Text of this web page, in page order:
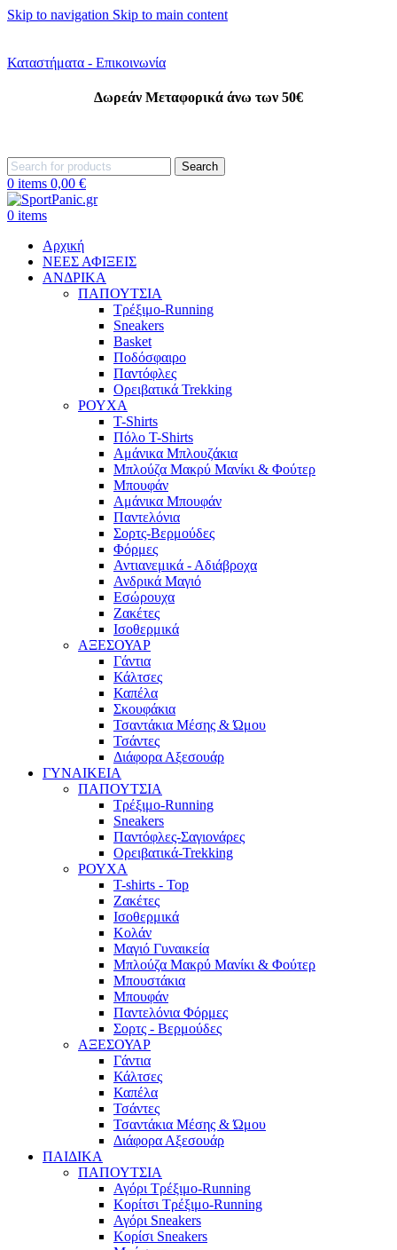
Skip to navigation Skip to main content
Καταστήματα - Επικοινωνία
Δωρεάν Μεταφορικά άνω των 50€
Search
0 items 0,00 €
0 items
Αρχική
ΝΕΕΣ ΑΦΙΞΕΙΣ
AΝΔΡΙΚΑ
ΠΑΠΟΥΤΣΙΑ
Τρέξιμο-Running
Sneakers
Basket
Ποδόσφαιρο
Παντόφλες
Ορειβατικά Trekking
ΡΟΥΧΑ
T-Shirts
Πόλο T-Shirts
Αμάνικα Μπλουζάκια
Μπλούζα Μακρύ Μανίκι & Φούτερ
Μπουφάν
Αμάνικα Μπουφάν
Παντελόνια
Σορτς-Βερμούδες
Φόρμες
Αντιανεμικά - Αδιάβροχα
Ανδρικά Μαγιό
Εσώρουχα
Ζακέτες
Ισοθερμικά
ΑΞΕΣΟΥΑΡ
Γάντια
Κάλτσες
Καπέλα
Σκουφάκια
Τσαντάκια Μέσης & Ώμου
Τσάντες
Διάφορα Αξεσουάρ
ΓΥΝΑΙΚΕΙΑ
ΠΑΠΟΥΤΣΙΑ
Τρέξιμο-Running
Sneakers
Παντόφλες-Σαγιονάρες
Ορειβατικά-Trekking
ΡΟΥΧΑ
T-shirts - Top
Ζακέτες
Ισοθερμικά
Κολάν
Μαγιό Γυναικεία
Μπλούζα Μακρύ Μανίκι & Φούτερ
Μπουστάκια
Μπουφάν
Παντελόνια Φόρμες
Σορτς - Βερμούδες
ΑΞΕΣΟΥΑΡ
Γάντια
Κάλτσες
Καπέλα
Τσάντες
Τσαντάκια Μέσης & Ώμου
Διάφορα Αξεσουάρ
ΠΑΙΔΙΚΑ
ΠΑΠΟΥΤΣΙΑ
Αγόρι Τρέξιμο-Running
Κορίτσι Τρέξιμο-Running
Αγόρι Sneakers
Κορίσι Sneakers